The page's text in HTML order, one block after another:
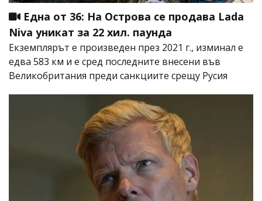
Една от 36: На Острова се продава Lada
Niva уникат за 22 хил. паунда
Екземплярът е произведен през 2021 г., изминал е
едва 583 км и е сред последните внесени във
Великобритания преди санкциите срещу Русия